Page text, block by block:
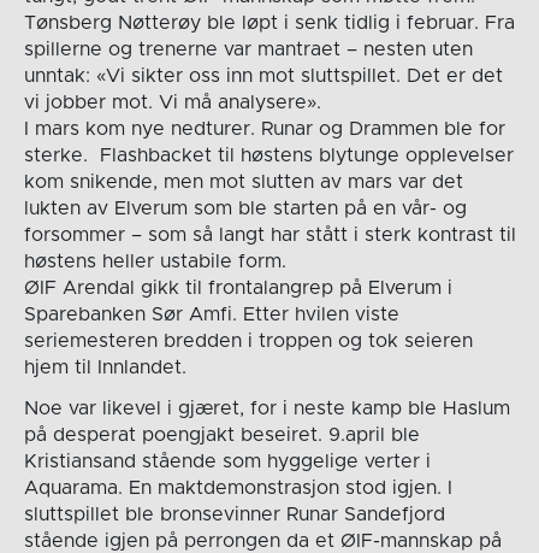
Tønsberg Nøtterøy ble løpt i senk tidlig i februar. Fra
spillerne og trenerne var mantraet – nesten uten
unntak: «Vi sikter oss inn mot sluttspillet. Det er det
vi jobber mot. Vi må analysere».
I mars kom nye nedturer. Runar og Drammen ble for
sterke. Flashbacket til høstens blytunge opplevelser
kom snikende, men mot slutten av mars var det
lukten av Elverum som ble starten på en vår- og
forsommer – som så langt har stått i sterk kontrast til
høstens heller ustabile form.
ØIF Arendal gikk til frontalangrep på Elverum i
Sparebanken Sør Amfi. Etter hvilen viste
seriemesteren bredden i troppen og tok seieren
hjem til Innlandet.
Noe var likevel i gjæret, for i neste kamp ble Haslum
på desperat poengjakt beseiret. 9.april ble
Kristiansand stående som hyggelige verter i
Aquarama. En maktdemonstrasjon stod igjen. I
sluttspillet ble bronsevinner Runar Sandefjord
stående igjen på perrongen da et ØIF-mannskap på